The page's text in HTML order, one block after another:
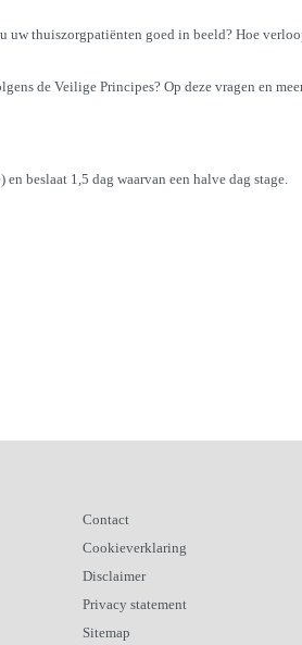
uw thuiszorgpatiënten goed in beeld? Hoe
de Veilige Principes? Op deze vragen en
beslaat 1,5 dag waarvan een halve dag stage.
Contact
Cookieverklaring
Disclaimer
Privacy statement
Sitemap